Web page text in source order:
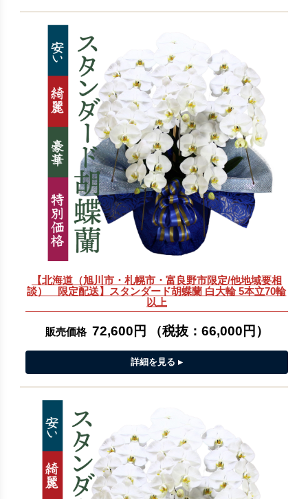
【北海道（旭川市・札幌市・富良野市限定/他地域要相
談） 限定配送】スタンダード胡蝶蘭 白大輪 5本立70輪
以上
販売価格 72,600円 （税抜： 66,000円 ）